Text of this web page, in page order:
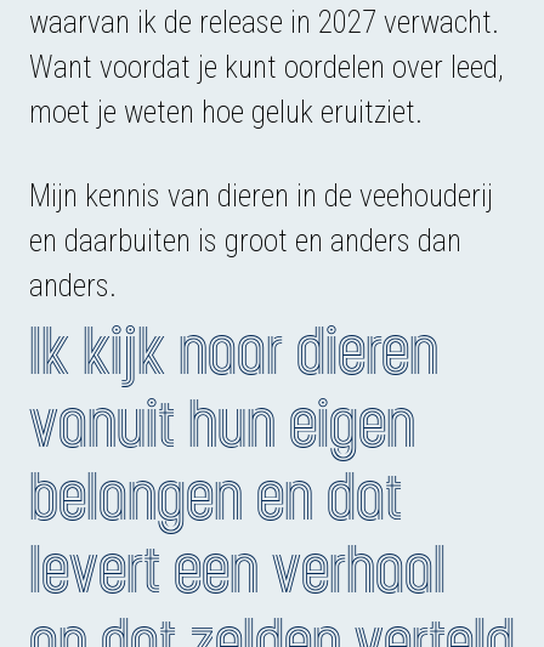
waarvan ik de release in 2027 verwacht.
Want voordat je kunt oordelen over leed,
moet je weten hoe geluk eruitziet.
Mijn kennis van dieren in de veehouderij
en daarbuiten is groot en anders dan
anders.
Ik kijk naar dieren
vanuit hun eigen
belangen en dat
levert een verhaal